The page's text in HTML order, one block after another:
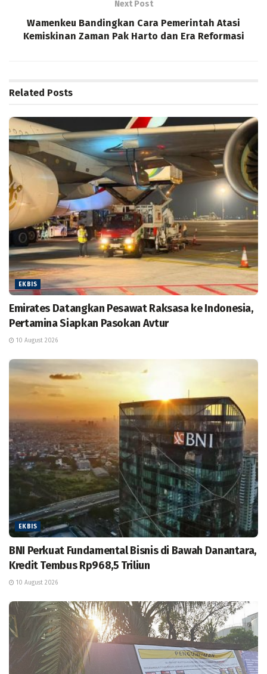
Next Post
Wamenkeu Bandingkan Cara Pemerintah Atasi
Kemiskinan Zaman Pak Harto dan Era Reformasi
Related Posts
EKBIS
Emirates Datangkan Pesawat Raksasa ke Indonesia,
Pertamina Siapkan Pasokan Avtur
10 August 2026
EKBIS
BNI Perkuat Fundamental Bisnis di Bawah Danantara,
Kredit Tembus Rp968,5 Triliun
10 August 2026